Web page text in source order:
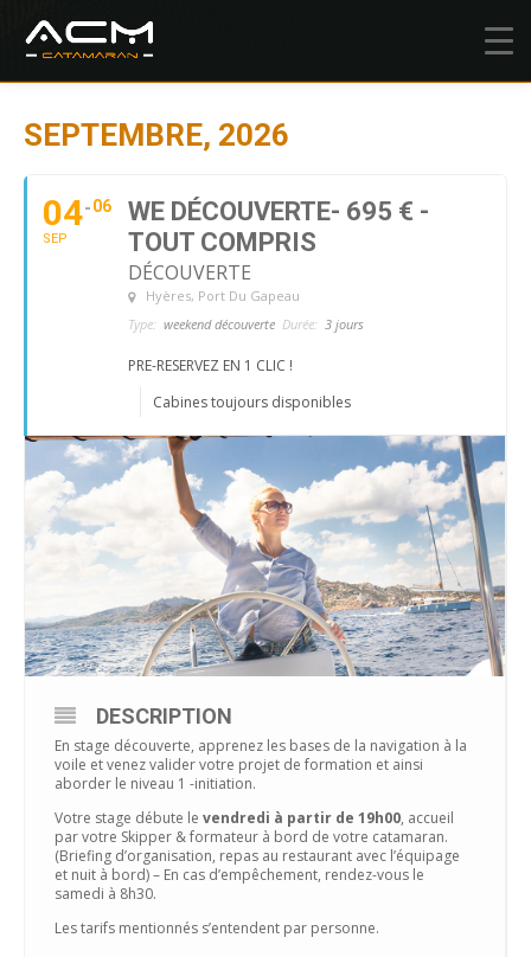
SEPTEMBRE, 2026
04
SEP
06
WE DÉCOUVERTE- 695 € -
TOUT COMPRIS
DÉCOUVERTE
Hyères, Port Du Gapeau
Type: weekend découverte Durée: 3 jours
PRE-RESERVEZ EN 1 CLIC !
Cabines toujours disponibles
DESCRIPTION
En stage découverte, apprenez les bases de la navigation à la
voile et venez valider votre projet de formation et ainsi
aborder le niveau 1 -initiation.
Votre stage débute le vendredi à partir de 19h00, accueil
par votre Skipper & formateur à bord de votre catamaran.
(Briefing d’organisation, repas au restaurant avec l’équipage
et nuit à bord) – En cas d’empêchement, rendez-vous le
samedi à 8h30.
Les tarifs mentionnés s’entendent par personne.